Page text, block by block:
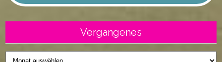
Vergangenes
Vergangenes